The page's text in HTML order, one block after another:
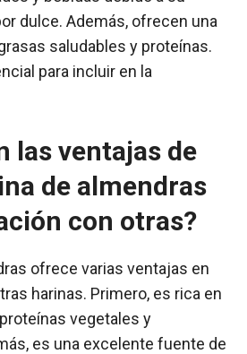
dulce. Además, ofrecen una
saludables y proteínas.
para incluir en la
las ventajas de
de almendras
con otras?
ofrece varias ventajas en
harinas. Primero, es rica en
vegetales y
es una excelente fuente de